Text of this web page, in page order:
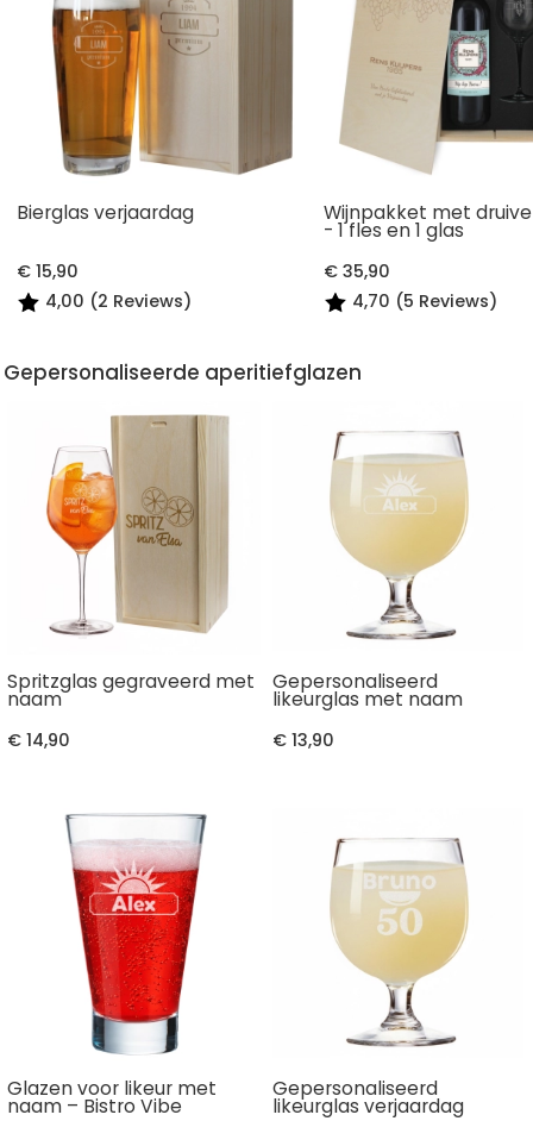
Bierglas verjaardag
€ 15,90
4,00 (2 Reviews)
Wijnpakket met
- 1 fles en 1 glas
€ 35,90
4,70 (5 Reviews)
Gepersonaliseerde aperitiefglazen
Spritzglas gegraveerd met
naam
€ 14,90
Gepersonaliseerd
likeurglas met naam
€ 13,90
Glazen voor likeur met
naam – Bistro Vibe
Gepersonaliseerd
likeurglas verjaardag